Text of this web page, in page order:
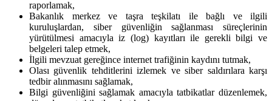
raporlamak,
Bakanlık merkez ve taşra teşkilatı ile bağlı ve ilgili
kuruluşlardan, siber güvenliğin sağlanması süreçlerinin
yürütülmesi amacıyla iz (log) kayıtları ile gerekli bilgi ve
belgeleri talep etmek,
İlgili mevzuat gereğince internet trafiğinin kaydını tutmak,
Olası güvenlik tehditlerini izlemek ve siber saldırılara karşı
tedbir alınmasını sağlamak,
Bilgi güvenliğini sağlamak amacıyla tatbikatlar düzenlemek,